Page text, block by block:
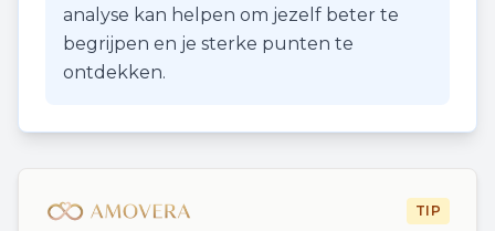
analyse kan helpen om jezelf beter te
begrijpen en je sterke punten te
ontdekken.
TIP